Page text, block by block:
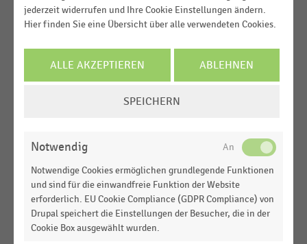
LEBENSMITTELDISCOUNTER|STATISTIK
Nord nach Ländern (2016-2022)
DEUTSCHSPRACHIGER EINZELHANDEL|STATISTIK
Erfolgskennzeichen der Work Transformation im
Handel (2022)
DEUTSCHSPRACHIGER EINZELHANDEL STATISTIK
Treiber für Initiativen/Lösungen zur Work
Transformation (2022)
jederzeit widerrufen und Ihre Cookie Einstellungen ändern.
Hier finden Sie eine Übersicht über alle verwendeten Cookies.
ALLE AKZEPTIEREN ABLEHNEN
SPEICHERN
Notwendig
Notwendige Cookies ermöglichen grundlegende Funktionen
und sind für die einwandfreie Funktion der Website
erforderlich. EU Cookie Compliance (GDPR Compliance) von
Drupal speichert die Einstellungen der Besucher, die in der
Cookie Box ausgewählt wurden.